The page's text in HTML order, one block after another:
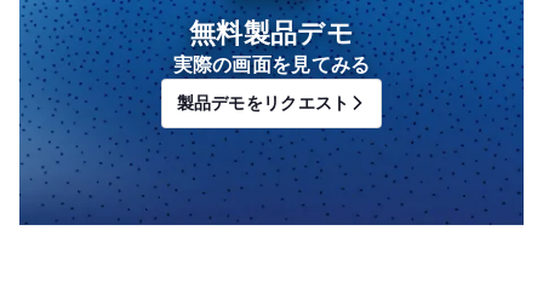
無料製品デモ
実際の画面を見てみる
製品デモをリクエスト